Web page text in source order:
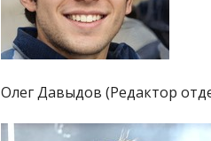
Олег Давыдов (Редактор